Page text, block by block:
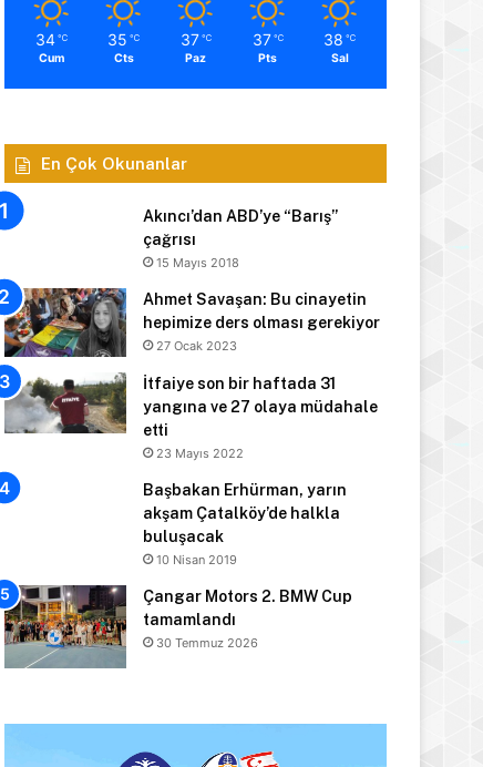
34 ℃
Cum
35 ℃
Cts
37 ℃
Paz
37 ℃
Pts
38 ℃
Sal
En Çok Okunanlar
Akıncı’dan ABD’ye “Barış”
çağrısı
15 Mayıs 2018
Ahmet Savaşan: Bu cinayetin
hepimize ders olması gerekiyor
27 Ocak 2023
İtfaiye son bir haftada 31
yangına ve 27 olaya müdahale
etti
23 Mayıs 2022
Başbakan Erhürman, yarın
akşam Çatalköy’de halkla
buluşacak
10 Nisan 2019
Çangar Motors 2. BMW Cup
tamamlandı
30 Temmuz 2026